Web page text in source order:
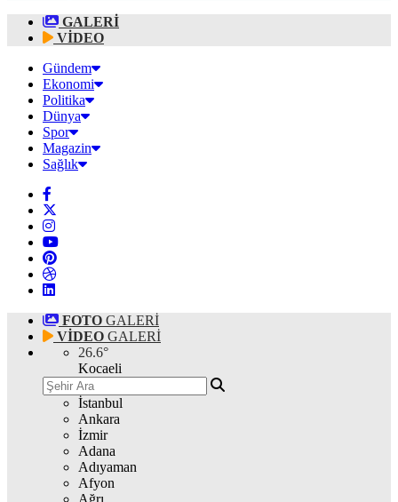
GALERİ
VİDEO
Gündem
Ekonomi
Politika
Dünya
Spor
Magazin
Sağlık
FOTO GALERİ
VİDEO GALERİ
26.6°
Kocaeli
İstanbul
Ankara
İzmir
Adana
Adıyaman
Afyon
Ağrı